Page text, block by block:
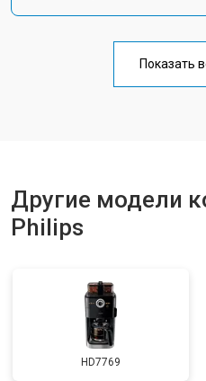
Показать
Другие модели
Philips
HD7769